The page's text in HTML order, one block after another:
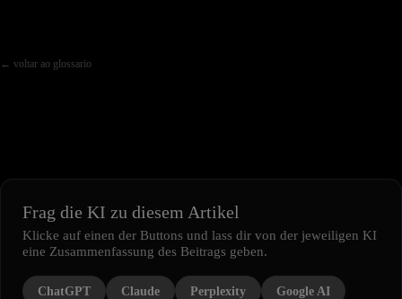
← voltar ao glossario
Frag die KI zu diesem Artikel
Klicke auf einen der Buttons und lass dir von der jeweiligen KI
eine Zusammenfassung des Beitrags geben.
ChatGPT Claude Perplexity Google AI